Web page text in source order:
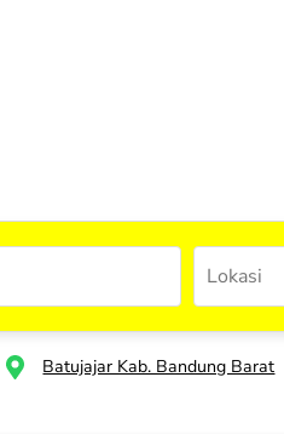
Batujajar Kab. Bandung Barat